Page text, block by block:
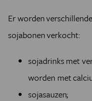
Er worden
sojabonen verkocht:
sojadrinks met
worden met
sojasauzen;